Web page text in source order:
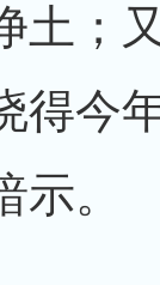
土；
得今
。